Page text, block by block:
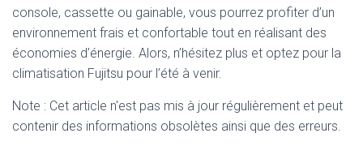
console, cassette ou gainable, vous pourrez profiter d’un
environnement frais et confortable tout en réalisant des
économies d’énergie. Alors, n’hésitez plus et optez pour la
climatisation Fujitsu pour l’été à venir.
Note : Cet article n'est pas mis à jour régulièrement et peut
contenir des informations obsolètes ainsi que des erreurs.